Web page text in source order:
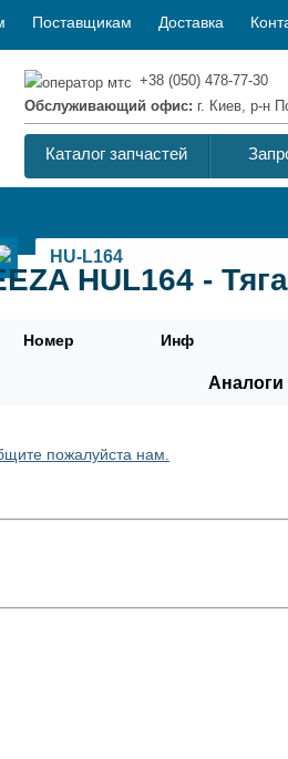
Поставщикам Доставка
+38 (050) 478-77-30
Обслуживающий офис: г. Киев, р-н
Каталог запчастей
HUL164 -
Номер Инф
Аналоги
пожалуйста нам.